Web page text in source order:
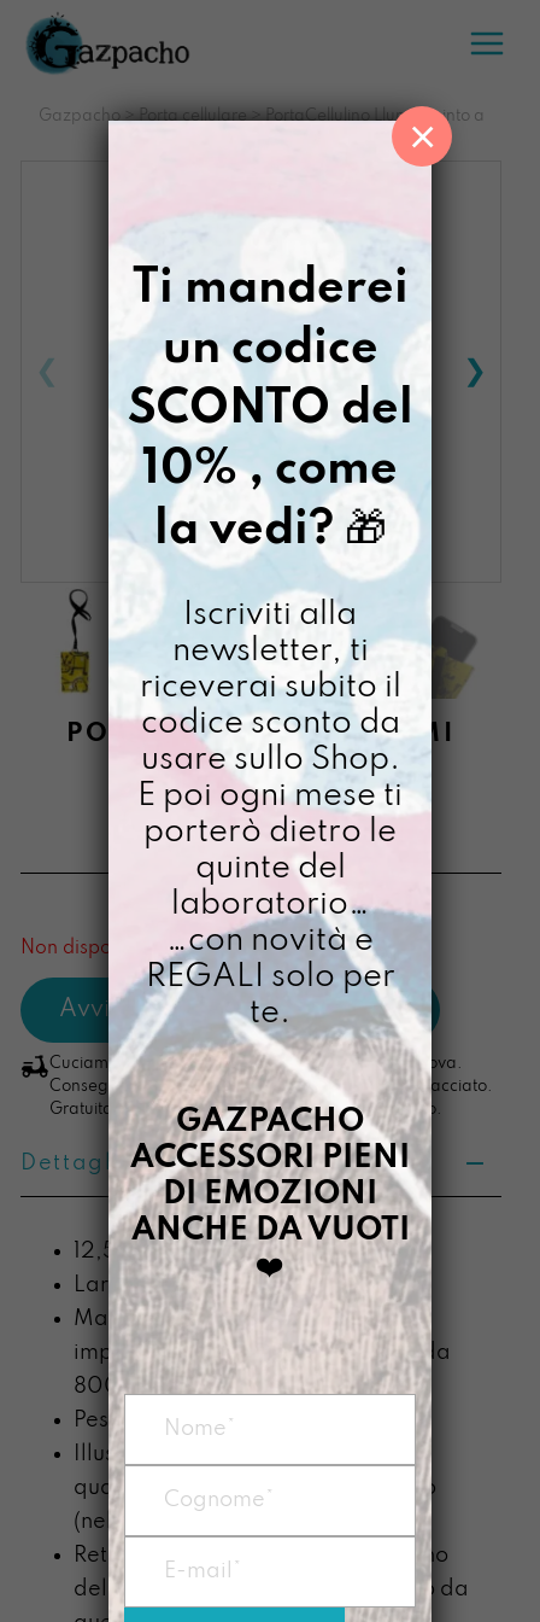
Salta
contenuto
Gazpacho> Porta cellulare >
PortaCellulino Llumi dipinto a
PORTACELLULINO LLUMI
DIPINTO A MANO
KINDERGARTEN
€ 44,00
[ Porta cellulare ]
Non disponibile al momento
Cuciamo ogni ordine nel nostro laboratorio di Padova.
Consegna in 4/5 giorni lavorativi, pacco sempre tracciato.
Gratuita per ordini di importo superiore ai 100 euro.
Dettagli prodotto
12,5 x 18,5 x 0,6
Larghezza x Altezza x Profondità
Materiale: Prodotto con telo
impermeabile di PVC recuperato da
800g/mq
Peso: circa 50g
Illustrazione stampata in
quadricromia con plotter digitale o
(nella linea LLUMI) dipinto a mano
Retro sempre dipinto a mano, il tono
del colore potrebbe essere diverso da
Ti manderei
un codice
SCONTO del
10% , come
la vedi? 🎁
Iscriviti alla
newsletter, ti
riceverai subito il
codice sconto da
usare sullo Shop.
E poi ogni mese ti
porterò dietro le
quinte del
laboratorio…
…con novità e
REGALI solo per
te.
GAZPACHO
ACCESSORI PIENI
DI EMOZIONI
ANCHE DA VUOTI
❤️
×